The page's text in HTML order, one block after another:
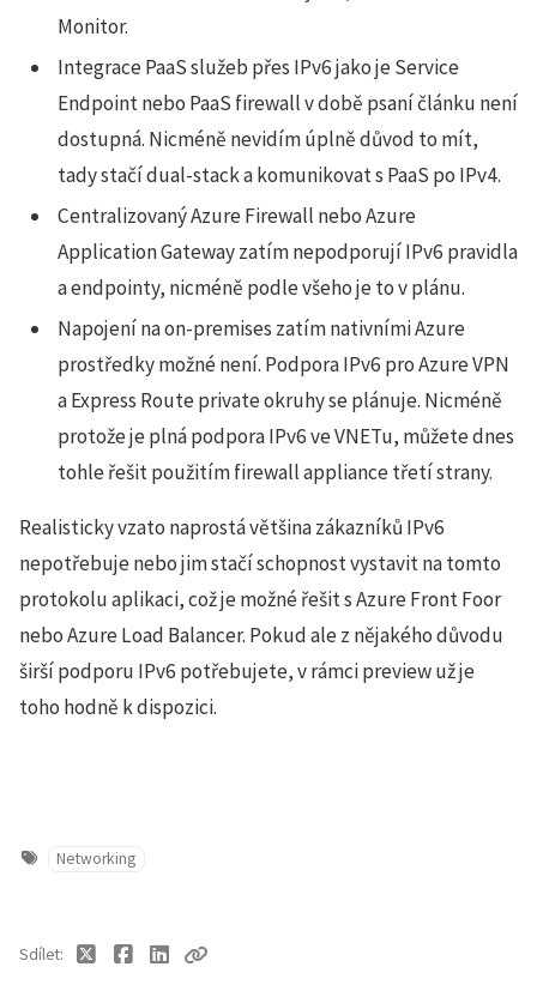
Monitor.
Integrace PaaS služeb přes IPv6 jako je Service
Endpoint nebo PaaS firewall v době psaní článku není
dostupná. Nicméně nevidím úplně důvod to mít,
tady stačí dual-stack a komunikovat s PaaS po IPv4.
Centralizovaný Azure Firewall nebo Azure
Application Gateway zatím nepodporují IPv6 pravidla
a endpointy, nicméně podle všeho je to v plánu.
Napojení na on-premises zatím nativními Azure
prostředky možné není. Podpora IPv6 pro Azure VPN
a Express Route private okruhy se plánuje. Nicméně
protože je plná podpora IPv6 ve VNETu, můžete dnes
tohle řešit použitím firewall appliance třetí strany.
Realisticky vzato naprostá většina zákazníků IPv6
nepotřebuje nebo jim stačí schopnost vystavit na tomto
protokolu aplikaci, což je možné řešit s Azure Front Foor
nebo Azure Load Balancer. Pokud ale z nějakého důvodu
širší podporu IPv6 potřebujete, v rámci preview už je
toho hodně k dispozici.
Networking
Sdílet